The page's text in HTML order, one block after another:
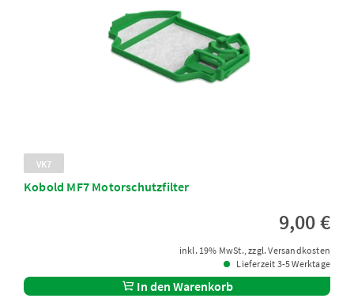
VK7
Kobold MF7 Motorschutzfilter
9,00 €
inkl. 19% MwSt., zzgl. Versandkosten
Lieferzeit 3-5 Werktage
In den Warenkorb